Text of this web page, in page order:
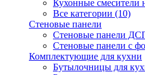
Кухонные смесители
Все категории (10)
Стеновые панели
Стеновые панели
Стеновые панели с
Комплектующие для кухни
Бутылочницы для